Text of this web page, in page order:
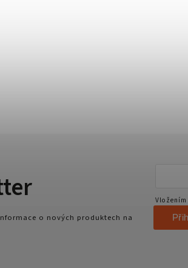
o nových produktech na